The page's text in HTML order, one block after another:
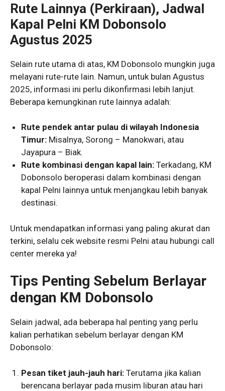
Rute Lainnya (Perkiraan), Jadwal
Kapal Pelni KM Dobonsolo
Agustus 2025
Selain rute utama di atas, KM Dobonsolo mungkin juga
melayani rute-rute lain. Namun, untuk bulan Agustus
2025, informasi ini perlu dikonfirmasi lebih lanjut.
Beberapa kemungkinan rute lainnya adalah:
Rute pendek antar pulau di wilayah Indonesia
Timur: Misalnya, Sorong – Manokwari, atau
Jayapura – Biak.
Rute kombinasi dengan kapal lain: Terkadang, KM
Dobonsolo beroperasi dalam kombinasi dengan
kapal Pelni lainnya untuk menjangkau lebih banyak
destinasi.
Untuk mendapatkan informasi yang paling akurat dan
terkini, selalu cek website resmi Pelni atau hubungi call
center mereka ya!
Tips Penting Sebelum Berlayar
dengan KM Dobonsolo
Selain jadwal, ada beberapa hal penting yang perlu
kalian perhatikan sebelum berlayar dengan KM
Dobonsolo:
Pesan tiket jauh-jauh hari: Terutama jika kalian
berencana berlayar pada musim liburan atau hari